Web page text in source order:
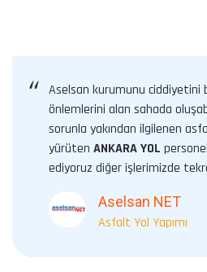
“
Aselsan kurumunu ciddiyetini
önlemlerini alan sahada
sorunla yakından ilgilenen
yürüten ANKARA YOL
ediyoruz diğer işlerimizde
Aselsan NET
Asfalt Yol Yapımı